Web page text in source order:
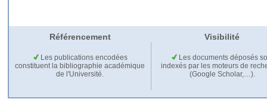
Référencement Visibilité
Les publications encodées
constituent la bibliographie académique
de l'Université.
Les documents déposés
indexés par les moteurs de
(Google Scholar,…).